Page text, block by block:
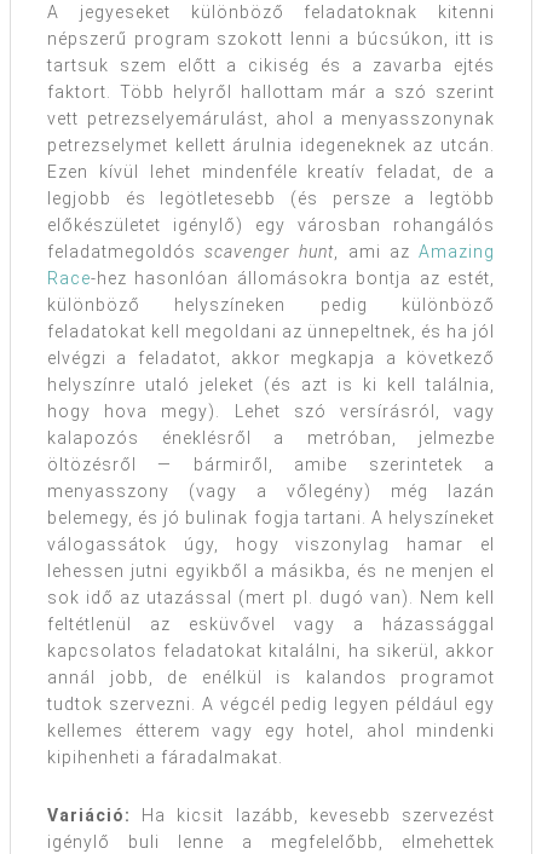
A jegyeseket különböző feladatoknak kitenni
népszerű program szokott lenni a búcsúkon, itt is
tartsuk szem előtt a cikiség és a zavarba ejtés
faktort. Több helyről hallottam már a szó szerint
vett petrezselyemárulást, ahol a menyasszonynak
petrezselymet kellett árulnia idegeneknek az utcán.
Ezen kívül lehet mindenféle kreatív feladat, de a
legjobb és legötletesebb (és persze a legtöbb
előkészületet igénylő) egy városban rohangálós
feladatmegoldósscavenger hunt , ami azAmazing
Race-hez hasonlóan állomásokra bontja az estét,
különböző helyszíneken pedig különböző
feladatokat kell megoldani az ünnepeltnek, és ha jól
elvégzi a feladatot, akkor megkapja a következő
helyszínre utaló jeleket (és azt is ki kell találnia,
hogy hova megy). Lehet szó versírásról, vagy
kalapozós éneklésről a metróban, jelmezbe
öltözésről — bármiről, amibe szerintetek a
menyasszony (vagy a vőlegény) még lazán
belemegy, és jó bulinak fogja tartani. A helyszíneket
válogassátok úgy, hogy viszonylag hamar el
lehessen jutni egyikből a másikba, és ne menjen el
sok idő az utazással (mert pl. dugó van). Nem kell
feltétlenül az esküvővel vagy a házassággal
kapcsolatos feladatokat kitalálni, ha sikerül, akkor
annál jobb, de enélkül is kalandos programot
tudtok szervezni. A végcél pedig legyen például egy
kellemes étterem vagy egy hotel, ahol mindenki
kipihenheti a fáradalmakat.
Variáció:
Ha kicsit lazább, kevesebb szervezést
igénylő buli lenne a megfelelőbb, elmehettek